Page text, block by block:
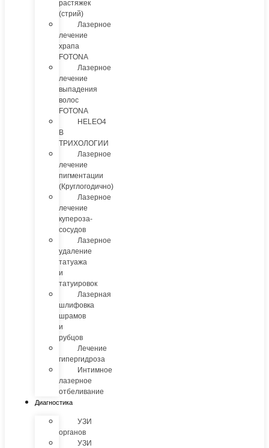
растяжек
(стрий)
Лазерное
лечение
храпа
FOTONA
Лазерное
лечение
выпадения
волос
FOTONA
HELEO4
В
ТРИХОЛОГИИ
Лазерное
лечение
пигментации
(Круглогодично)
Лазерное
лечение
купероза-
сосудов
Лазерное
удаление
татуажа
и
татуировок
Лазерная
шлифовка
шрамов
и
рубцов
Лечение
гипергидроза
Интимное
лазерное
отбеливание
Диагностика
УЗИ
органов
УЗИ